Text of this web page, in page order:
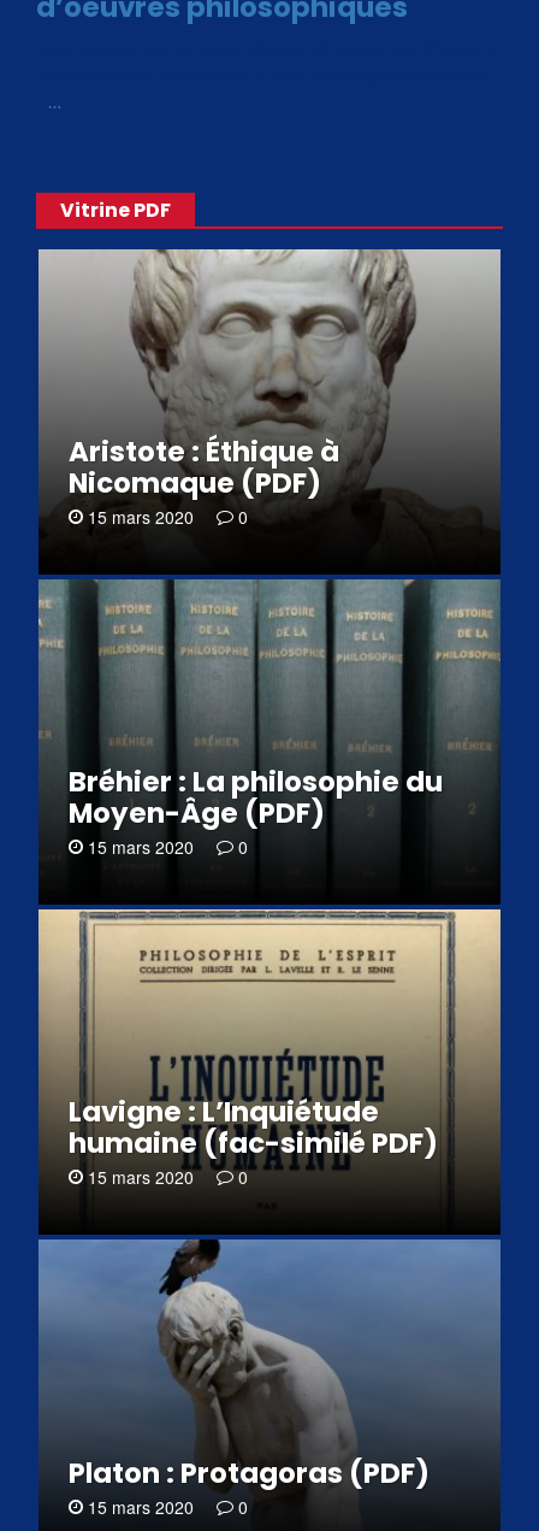
…
Vitrine PDF
Aristote : Éthique à
Nicomaque (PDF)
15 mars 2020 0
Bréhier : La philosophie du
Moyen-Âge (PDF)
15 mars 2020 0
Lavigne : L’Inquiétude
humaine (fac-similé PDF)
15 mars 2020 0
Platon : Protagoras (PDF)
15 mars 2020 0